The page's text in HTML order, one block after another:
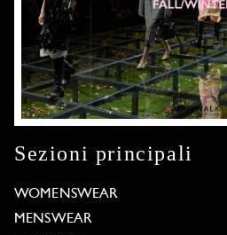
Sezioni principali
WOMENSWEAR
MENSWEAR